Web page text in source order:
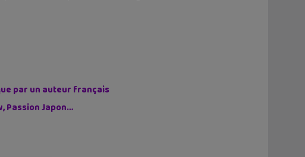
par un auteur français
Passion Japon…